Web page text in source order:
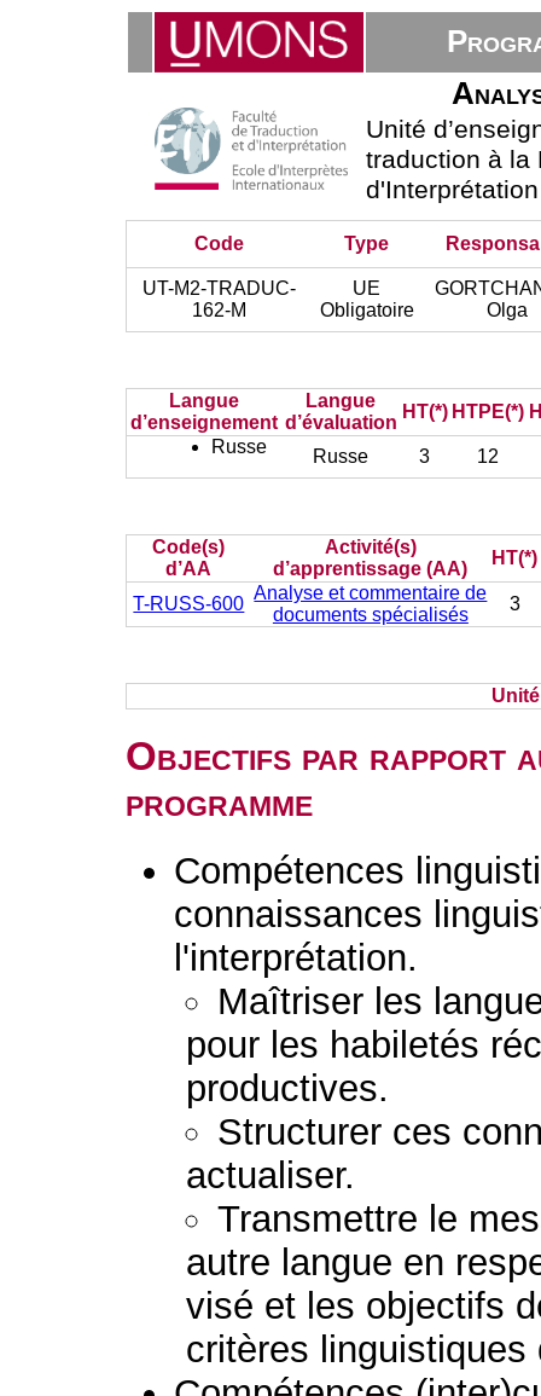
Unité
traduction à la
Code Type
UT-M2-TRADUC-
162-M
UE
Obligatoire
Olga
Langue
d’enseignement
Langue
d’évaluation
HT(*) HTPE(*)
Russe
Russe 3 12
Code(s)
d’AA
Activité(s)
d’apprentissage (AA)
HT(*)
T-RUSS-600
Analyse et commentaire de
documents spécialisés
3
Objectifs par rapport
programme
Compétences
connaissances
l'interprétation.
Maîtriser les
pour les habiletés
productives.
Structurer ces
actualiser.
Transmettre le
autre langue en
visé et les objectifs
critères